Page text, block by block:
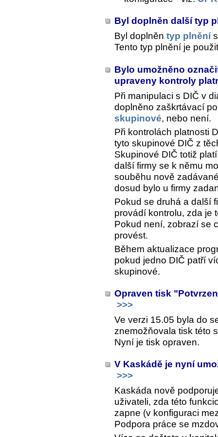
Byl doplněn další typ
Byl doplněn typ plněnís
Tento typ plnění je
Bylo umožněno
upraveny kontroly
Při manipulaci s DIČ v
doplněno zaškrtávací
skupinové, nebo není.
Při kontrolách platnosti
tyto skupinové DIČ z
Skupinové DIČ totiž
další firmy se k němu
souběhu nově
dosud bylo u firmy
Pokud se druhá a další
provádí kontrolu, zda je
Pokud není, zobrazí se
provést.
Během aktualizace
pokud jedno DIČ patří
skupinové.
Opraven tisk
>>>
Ve verzi 15.05 byla do
znemožňovala tisk této
Nyní je tisk opraven.
V Kaskádě je nyní
>>>
Kaskáda nově
uživateli, zda této
zapne (v konfiguraci
Podpora práce se